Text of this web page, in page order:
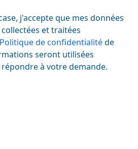
j'accepte que mes données
et traitées
de confidentialitéde
seront utilisées
à votre demande.